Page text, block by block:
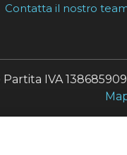
Contatta il nostro
IVA